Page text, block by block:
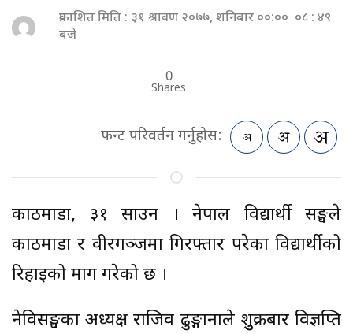
प्रकाशित मिति : ३१ श्रावण २०७७, शनिबार ००:०० ०८ : ४९
बजे
0
Shares
फन्ट परिवर्तन गर्नुहोस:
काठमाडौँ, ३१ साउन । नेपाल विद्यार्थी सङ्घले
काठमाडौँ र वीरगञ्जमा गिरफ्तार परेका विद्यार्थीको
रिहाइको माग गरेको छ ।
नेविसङ्घका अध्यक्ष राजिव ढुङ्गानाले शुुक्रबार विज्ञप्ति